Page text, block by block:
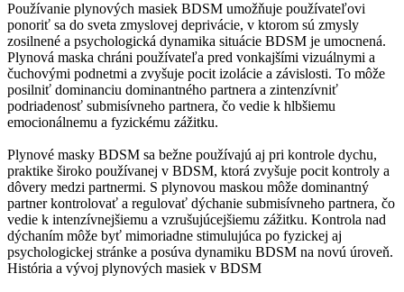
Používanie plynových masiek BDSM umožňuje používateľovi
ponoriť sa do sveta zmyslovej deprivácie, v ktorom sú zmysly
zosilnené a psychologická dynamika situácie BDSM je umocnená.
Plynová maska chráni používateľa pred vonkajšími vizuálnymi a
čuchovými podnetmi a zvyšuje pocit izolácie a závislosti. To môže
posilniť dominanciu dominantného partnera a zintenzívniť
podriadenosť submisívneho partnera, čo vedie k hlbšiemu
emocionálnemu a fyzickému zážitku.
Plynové masky BDSM sa bežne používajú aj pri kontrole dychu,
praktike široko používanej v BDSM, ktorá zvyšuje pocit kontroly a
dôvery medzi partnermi. S plynovou maskou môže dominantný
partner kontrolovať a regulovať dýchanie submisívneho partnera, čo
vedie k intenzívnejšiemu a vzrušujúcejšiemu zážitku. Kontrola nad
dýchaním môže byť mimoriadne stimulujúca po fyzickej aj
psychologickej stránke a posúva dynamiku BDSM na novú úroveň.
História a vývoj plynových masiek v BDSM